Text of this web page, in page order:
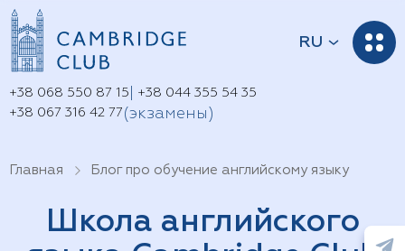
+38 068 550 87 15
+38 044 355 54 35
+38 067 316 42 77 (экзамены)
RU
Главная Блог про обучение английскому языку
Школа английского